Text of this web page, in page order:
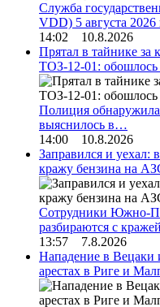
Служба
VDD) 5 августа
14:02 10.8.2026
Прятал в тайнике
ТОЗ-12-01:
Полиция обнаружила
выяснилось в…
14:00 10.8.2026
Заправился и уехал:
кражу бензина на
Сотрудники Южно-
разбираются с
13:57 7.8.2026
Нападение в Вецаки
арестах в Риге и